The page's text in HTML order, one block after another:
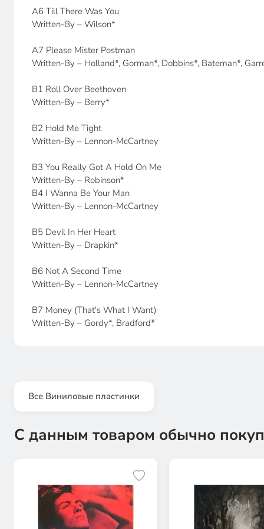
A6 Till There Was You
Written-By – Wilson*
A7 Please Mister Postman
Written-By – Holland*, Gorman*, Dobbins*, Bateman*,
B1 Roll Over Beethoven
Written-By – Berry*
B2 Hold Me Tight
Written-By – Lennon-McCartney
B3 You Really Got A Hold On Me
Written-By – Robinson*
B4 I Wanna Be Your Man
Written-By – Lennon-McCartney
B5 Devil In Her Heart
Written-By – Drapkin*
B6 Not A Second Time
Written-By – Lennon-McCartney
B7 Money (That's What I Want)
Written-By – Gordy*, Bradford*
Все Виниловые пластинки
С данным товаром обычно